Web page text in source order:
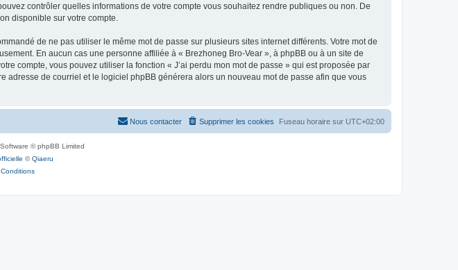
contrôler quelles informations de votre compte vous souhaitez rendre publiques ou non. De
disponible sur votre compte.
de ne pas utiliser le même mot de passe sur plusieurs sites internet différents. Votre mot de
En aucun cas une personne affiliée à « Brezhoneg Bro-Vear », à phpBB ou à un site de
compte, vous pouvez utiliser la fonction « J’ai perdu mon mot de passe » qui est proposée par
adresse de courriel et le logiciel phpBB générera alors un nouveau mot de passe afin que vous
Fuseau horaire sur UTC+02:00
Supprimer les cookies
Nous contacter
© phpBB Limited
©Qiaeru
Conditions